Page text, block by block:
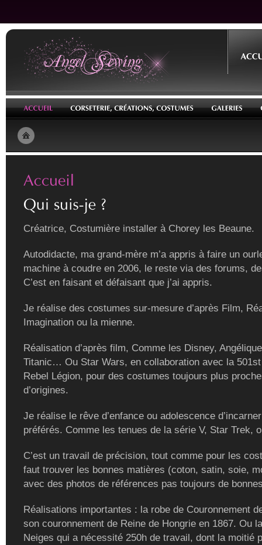
Créatrice, Costumière installer à Chorey les Beaune.
Autodidacte, ma grand-mère m’a appris à faire un
machine à coudre en 2006, le reste via des forums,
C’est en faisant et défaisant que j’ai appris.
Je réalise des costumes sur-mesure d’après Film,
Imagination ou la mienne.
Réalisation d’après film, Comme les Disney,
Titanic… Ou Star Wars, en collaboration avec la
Rebel Légion, pour des costumes toujours plus
d’origines.
Je réalise le rêve d’enfance ou adolescence
préférés. Comme les tenues de la série V, Star Trek,
C’est un travail de précision, tout comme pour les
faut trouver les bonnes matières (coton, satin, soie,
avec des photos de références pas toujours de
Réalisations importantes : la robe de Couronnement
son couronnement de Reine de Hongrie en 1867. Ou
Neiges qui a nécessité 250h de travail, dont la moitié